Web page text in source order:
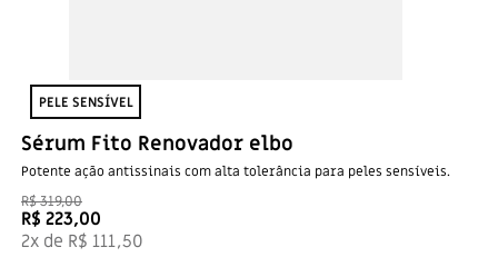
PELE SENSÍVEL​
Sérum Fito Renovador elbo
Potente ação antissinais com alta tolerância para peles sensíveis.
R$319,00
R$ 223,00
2x de R$ 111,50